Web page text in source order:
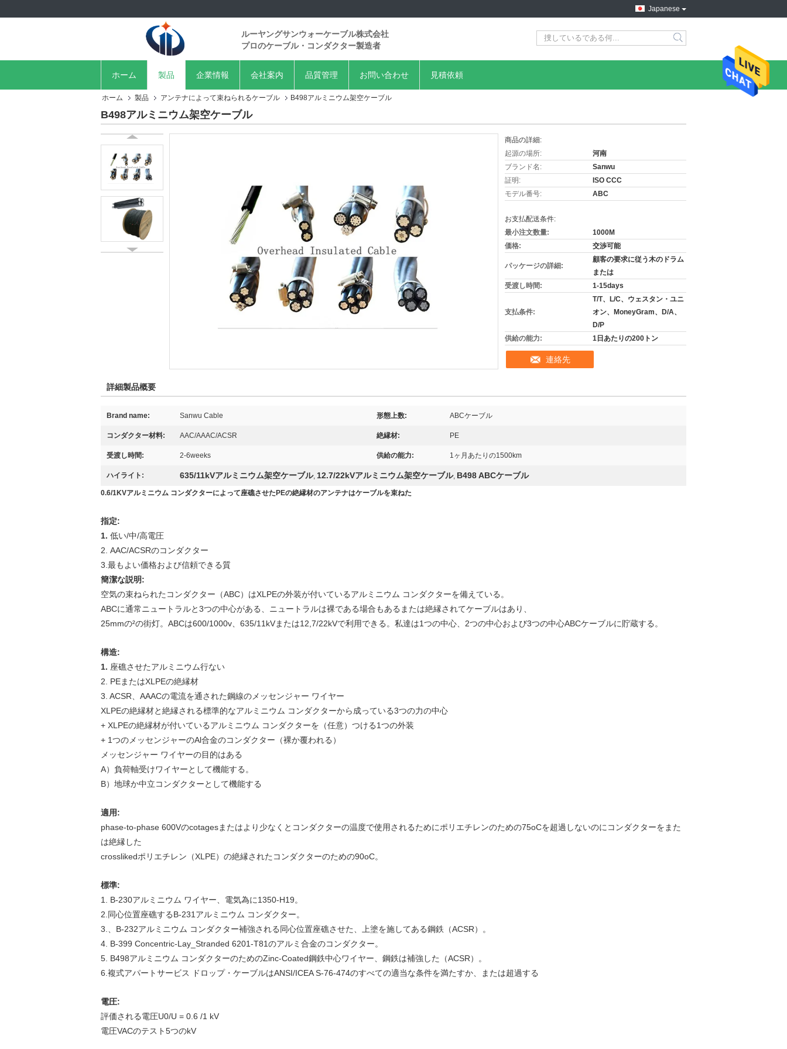
Japanese
ルーヤングサンウォーケーブル株式会社
プロのケーブル・コンダクター製造者
ホーム 製品 企業情報 会社案内 品質管理 お問い合わせ 見積依頼
ホーム 製品 アンテナによって束ねられるケーブル B498アルミニウム架空ケーブル
B498アルミニウム架空ケーブル
商品の詳細:
起源の場所:
河南
ブランド名:
Sanwu
証明:
ISO CCC
モデル番号:
ABC
お支払配送条件:
最小注文数量:
1000M
価格:
交渉可能
パッケージの詳細:
顧客の要求に従う木のドラム
または
受渡し時間:
1-15days
支払条件:
T/T、L/C、ウェスタン・ユニ
オン、MoneyGram、D/A、
D/P
供給の能力:
1日あたりの200トン
連絡先
詳細製品概要
Brand name: Sanwu Cable 形態上数: ABCケーブル
コンダクター材料: AAC/AAAC/ACSR 絶縁材: PE
受渡し時間: 2-6weeks 供給の能力: 1ヶ月あたりの1500km
ハイライト: 635/11kVアルミニウム架空ケーブル, 12.7/22kVアルミニウム架空ケーブル, B498 ABCケーブル
0.6/1KVアルミニウム コンダクターによって座礁させたPEの絶縁材のアンテナはケーブルを束ねた
指定:
1. 低い/中/高電圧
2. AAC/ACSRのコンダクター
3.最もよい価格および信頼できる質
簡潔な説明:
空気の束ねられたコンダクター（ABC）はXLPEの外装が付いているアルミニウム コンダクターを備えている。
ABCに通常ニュートラルと3つの中心がある、ニュートラルは裸である場合もあるまたは絶縁されてケーブルはあり、
25mmの²の街灯。ABCは600/1000v、635/11kVまたは12,7/22kVで利用できる。私達は1つの中心、2つの中心および3つの中心ABCケーブルに貯蔵する。
構造:
1. 座礁させたアルミニウム行ない
2. PEまたはXLPEの絶縁材
3. ACSR、AAACの電流を通された鋼線のメッセンジャー ワイヤー
XLPEの絶縁材と絶縁される標準的なアルミニウム コンダクターから成っている3つの力の中心
+ XLPEの絶縁材が付いているアルミニウム コンダクターを（任意）つける1つの外装
+ 1つのメッセンジャーのAl合金のコンダクター（裸か覆われる）
メッセンジャー ワイヤーの目的はある
A）負荷軸受けワイヤーとして機能する。
B）地球か中立コンダクターとして機能する
適用:
phase-to-phase 600Vのcotagesまたはより少なくとコンダクターの温度で使用されるためにポリエチレンのための75oCを超過しないのにコンダクターをまた
は絶縁した
crosslikedポリエチレン（XLPE）の絶縁されたコンダクターのための90oC。
標準:
1. B-230アルミニウム ワイヤー、電気為に1350-H19。
2.同心位置座礁するB-231アルミニウム コンダクター。
3.、B-232アルミニウム コンダクター補強される同心位置座礁させた、上塗を施してある鋼鉄（ACSR）。
4. B-399 Concentric-Lay_Stranded 6201-T81のアルミ合金のコンダクター。
5. B498アルミニウム コンダクターのためのZinc-Coated鋼鉄中心ワイヤー、鋼鉄は補強した（ACSR）。
6.複式アパートサービス ドロップ・ケーブルはANSI/ICEA S-76-474のすべての適当な条件を満たすか、または超過する
電圧:
評価される電圧U0/U = 0.6 /1 kV
電圧VACのテスト5つのkV